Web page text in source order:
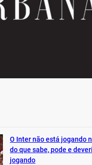
O Inter não está jogando
do que sabe, pode e
jogando